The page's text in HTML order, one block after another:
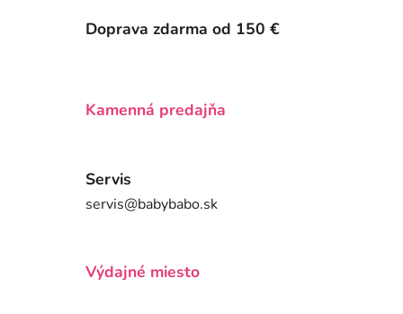
Doprava zdarma od 150 €
Kamenná predajňa
Servis
servis@babybabo.sk
Výdajné miesto